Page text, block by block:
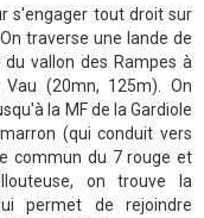
s'engager tout droit sur
traverse une lande de
vallon des Rampes à
(20mn, 125m). On
la MF de la Gardiole
(qui conduit vers
commun du 7 rouge et
on trouve la
permet de rejoindre